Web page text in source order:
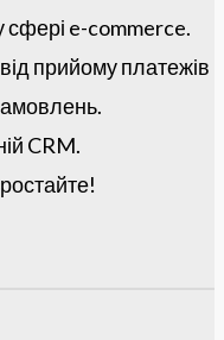
сфері e-commerce.
прийому платежів
CRM.